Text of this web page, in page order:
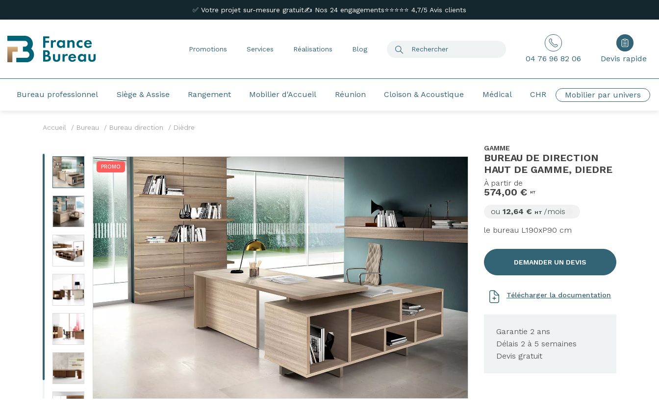
✅ Votre projet sur-mesure gratuit✍️ Nos 24 engagements⭐⭐⭐⭐⭐ 4,7/5 Avis clients
Promotions Services Réalisations Blog
04 76 96 82 06 Devis rapide
Bureau professionnel Siège & Assise Rangement Mobilier d'Accueil Réunion Cloison & Acoustique Médical CHR Mobilier par univers
Accueil Bureau Bureau direction Dièdre
PROMO
GAMME
BUREAU DE DIRECTION
HAUT DE GAMME, DIEDRE
À partir de
574,00 € HT
ou 12,64 € HT /mois
le bureau L190xP90 cm
DEMANDER UN DEVIS
Télécharger la documentation
Garantie 2 ans
Délais 2 à 5 semaines
Devis gratuit